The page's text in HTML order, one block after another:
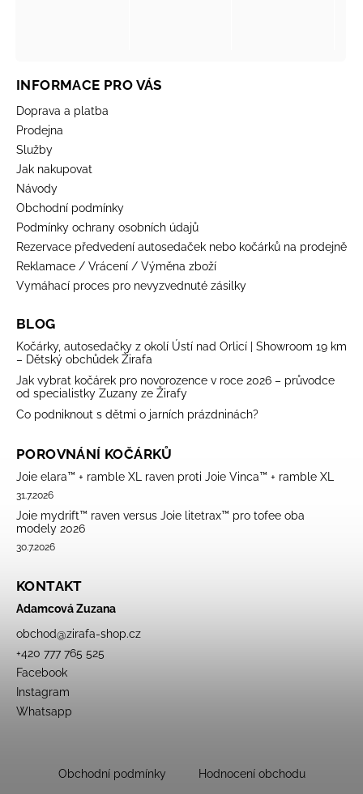
INFORMACE PRO VÁS
Doprava a platba
Prodejna
Služby
Jak nakupovat
Návody
Obchodní podmínky
Podmínky ochrany osobních údajů
Rezervace předvedení autosedaček nebo kočárků na prodejně
Reklamace / Vrácení / Výměna zboží
Vymáhací proces pro nevyzvednuté zásilky
BLOG
Kočárky, autosedačky z okolí Ústí nad Orlicí | Showroom 19 km
– Dětský obchůdek Žirafa
Jak vybrat kočárek pro novorozence v roce 2026 – průvodce
od specialistky Zuzany ze Žirafy
Co podniknout s dětmi o jarních prázdninách?
POROVNÁNÍ KOČÁRKŮ
Joie elara™ + ramble XL raven proti Joie Vinca™ + ramble XL
31.7.2026
Joie mydrift™ raven versus Joie litetrax™ pro tofee oba
modely 2026
30.7.2026
KONTAKT
Adamcová Zuzana
obchod@zirafa-shop.cz
+420 777 765 525
Facebook
Instagram
Whatsapp
Obchodní podmínky Hodnocení obchodu